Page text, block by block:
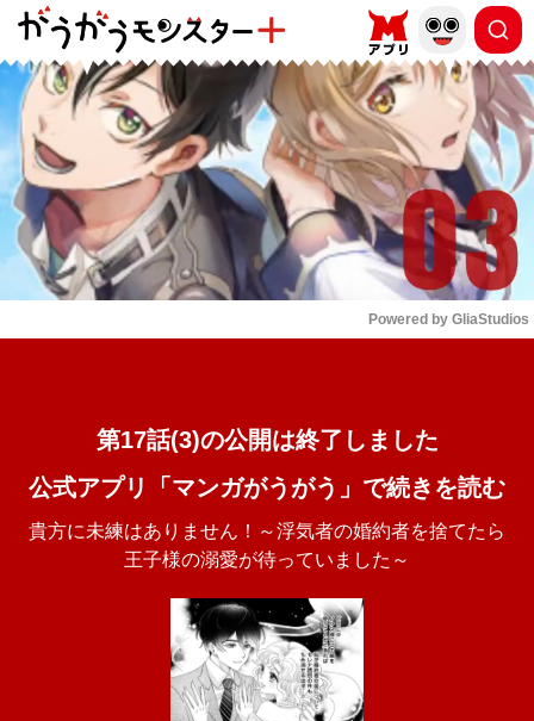
もっと読む
Powered by GliaStudios
第17話(3)の公開は終了しました
公式アプリ「マンガがうがう」で続きを読む
貴方に未練はありません！～浮気者の婚約者を捨てたら
王子様の溺愛が待っていました～